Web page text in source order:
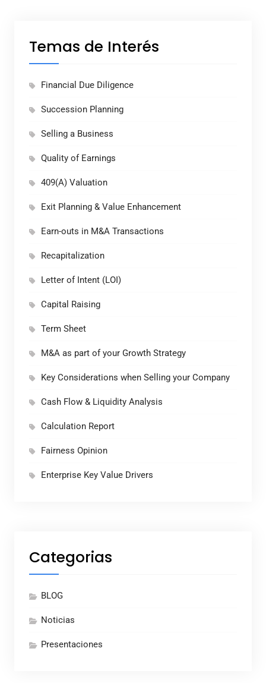
Temas de Interés
Financial Due Diligence
Succession Planning
Selling a Business
Quality of Earnings
409(A) Valuation
Exit Planning & Value Enhancement
Earn-outs in M&A Transactions
Recapitalization
Letter of Intent (LOI)
Capital Raising
Term Sheet
M&A as part of your Growth Strategy
Key Considerations when Selling your Company
Cash Flow & Liquidity Analysis
Calculation Report
Fairness Opinion
Enterprise Key Value Drivers
Categorias
BLOG
Noticias
Presentaciones